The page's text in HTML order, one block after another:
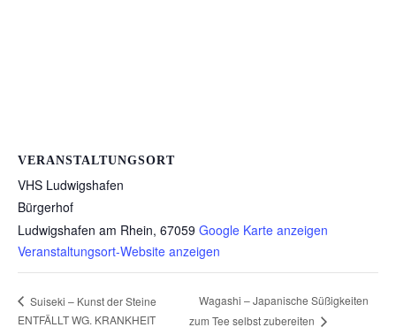
VERANSTALTUNGSORT
VHS Ludwigshafen
Bürgerhof
Ludwigshafen am Rhein, 67059 Google Karte anzeigen
Veranstaltungsort-Website anzeigen
Suiseki – Kunst der Steine
ENTFÄLLT WG. KRANKHEIT
Wagashi – Japanische Süßigkeiten
zum Tee selbst zubereiten